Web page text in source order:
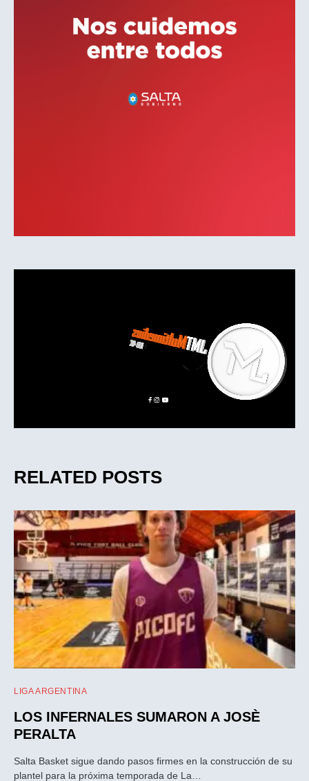
RELATED POSTS
LIGA ARGENTINA
LOS INFERNALES SUMARON A JOSÈ
PERALTA
Salta Basket sigue dando pasos firmes en la construcción de su
plantel para la próxima temporada de La…